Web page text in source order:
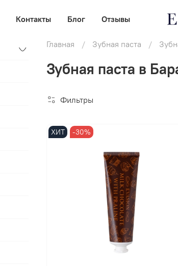
Контакты Блог Отзывы
Главная Зубная паста
Зубная паста в
Фильтры
ХИТ -30%
В корзину